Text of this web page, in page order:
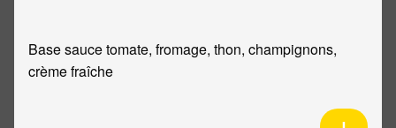
Base sauce tomate, fromage, thon, champignons,
crème fraîche